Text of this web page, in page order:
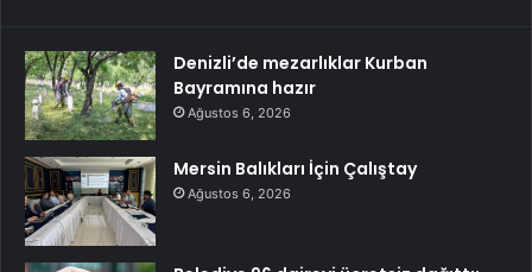
Denizli’de mezarlıklar Kurban
Bayramına hazır
Ağustos 6, 2026
Mersin Balıkları İçin Çalıştay
Ağustos 6, 2026